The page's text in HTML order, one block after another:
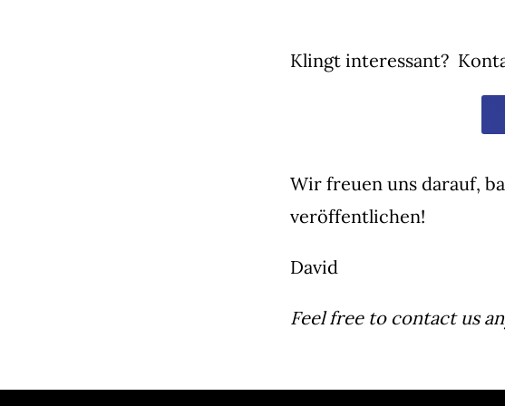
Klingt interessant?
Wir freuen uns darauf,
veröffentlichen!
David
Feel free to contact us